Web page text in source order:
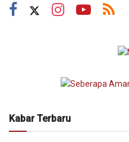
Kabar Terbaru